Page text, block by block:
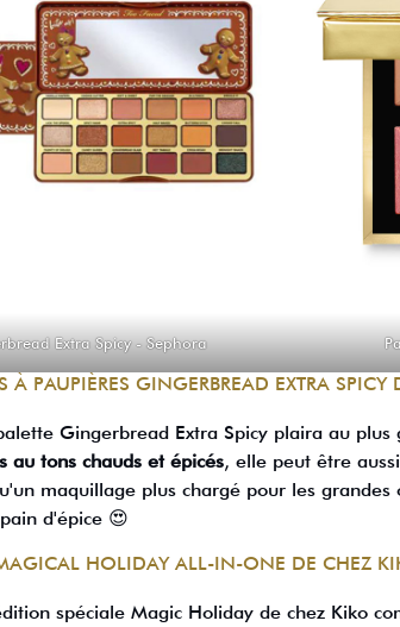
Extra Spicy -Sephora
À PAUPIÈRES GINGERBREAD EXTRA
Gingerbread Extra Spicy plaira au
au tons chauds et épicés, elle peut être
maquillage plus chargé pour les grandes
d'épice 😍
HOLIDAY ALL-IN-ONE DE CHEZ
spéciale Magic Holiday de chez Kiko